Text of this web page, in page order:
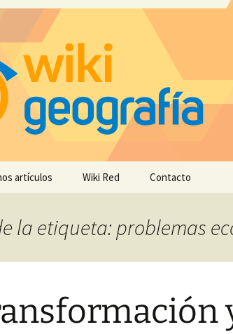
artículos Wiki Red Contacto
la etiqueta: problemas